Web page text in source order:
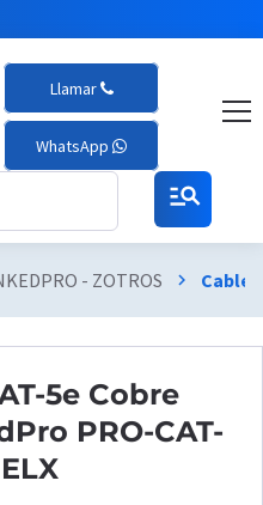
Llamar
WhatsApp
manage_search
- ZOTROS chevron_right Cable
5e Cobre
PRO-CAT-